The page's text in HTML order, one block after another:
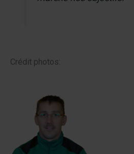
Crédit photos: